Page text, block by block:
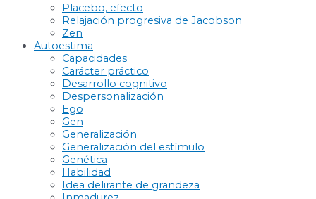
Placebo, efecto
Relajación progresiva de Jacobson
Zen
Autoestima
Capacidades
Carácter práctico
Desarrollo cognitivo
Despersonalización
Ego
Gen
Generalización
Generalización del estímulo
Genética
Habilidad
Idea delirante de grandeza